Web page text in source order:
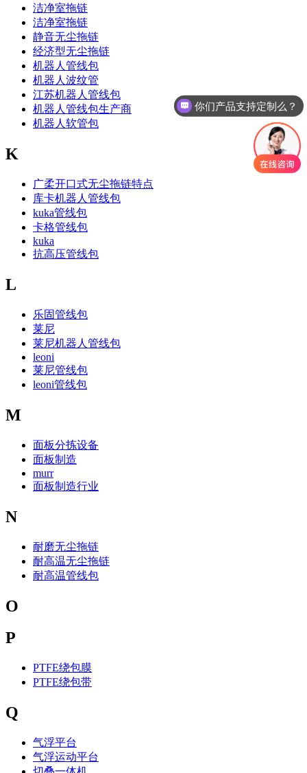
洁净室拖链
洁净室拖链
静音无尘拖链
经济型无尘拖链
机器人管线包
机器人波纹管
江苏机器人管线包
机器人管线包生产商
机器人软管包
K
广柔开口式无尘拖链特点
库卡机器人管线包
kuka管线包
卡格管线包
kuka
抗高压管线包
L
乐固管线包
莱尼
莱尼机器人管线包
leoni
莱尼管线包
leoni管线包
M
面板分拣设备
面板制造
murr
面板制造行业
N
耐磨无尘拖链
耐高温无尘拖链
耐高温管线包
O
P
PTFE绕包膜
PTFE绕包带
Q
气浮平台
气浮运动平台
你们产品支持定制么？